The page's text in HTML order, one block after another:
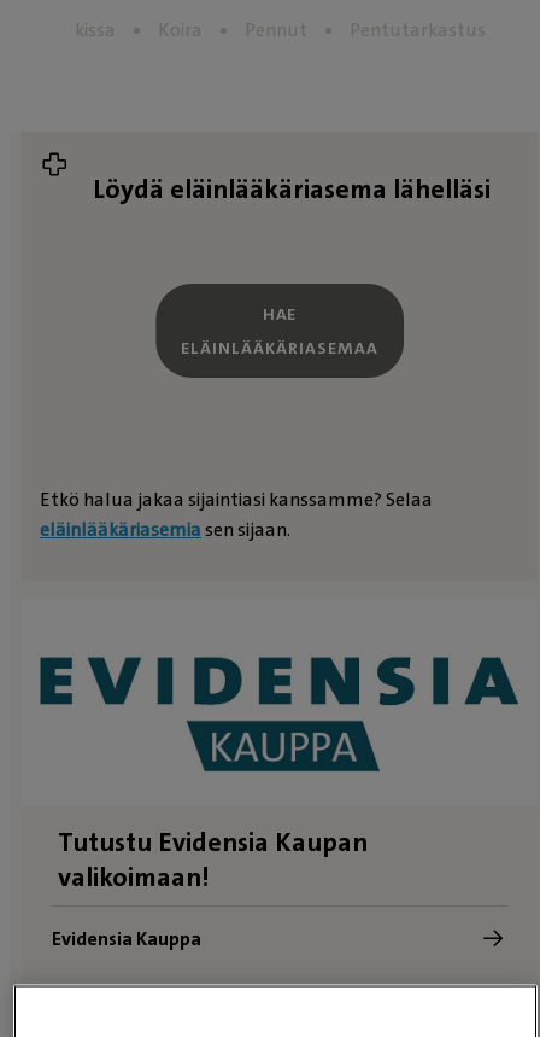
kissa Koira Pennut Pentutarkastus
Löydä eläinlääkäriasema lähelläsi
HAE
ELÄINLÄÄKÄRIASEMAA
Etkö halua jakaa sijaintiasi kanssamme? Selaa
eläinlääkäriasemiasen sijaan.
Tutustu Evidensia Kaupan
valikoimaan!
Evidensia Kauppa